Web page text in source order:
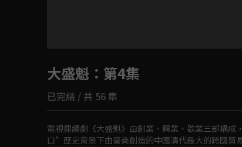
如有不便請見諒
大盛魁 ：第4集
已完結 / 共 56 集
電視連續劇《大盛魁》由創業、興業、歇業三部構
口”歷史背景下由晉商創造的中國清代最大的跨國